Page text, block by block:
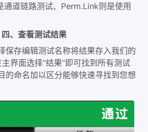
通道链路测试、Perm.Link则是使用
四、查看测试结果
保存编辑测试名称将结果存入我们的
界面选择“结果”即可找到所有测试
的命名加以区分能够快速寻找到您想